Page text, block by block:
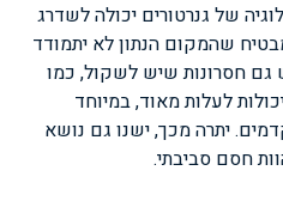
של גנרטורים יכולה לשדרג
שהמקום הנתון לא יתמודד
גם חסרונות שיש לשקול, כמו
לעלות מאוד, במיוחד
יתרה מכך, ישנו גם נושא
חסם סביבתי.